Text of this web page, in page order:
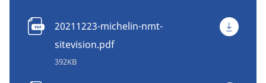
20211223-michelin-nmt-
sitevision.pdf
392KB